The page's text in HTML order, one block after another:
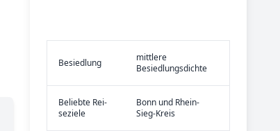
Be­sied­lung
mittlere
Besiedlungsdichte
Be­lieb­te Rei­
se­zie­le
Bonn und Rhein-
Sieg-Kreis